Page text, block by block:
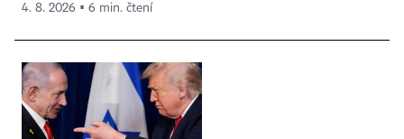
4. 8. 2026 ▪ 6 min. čtení